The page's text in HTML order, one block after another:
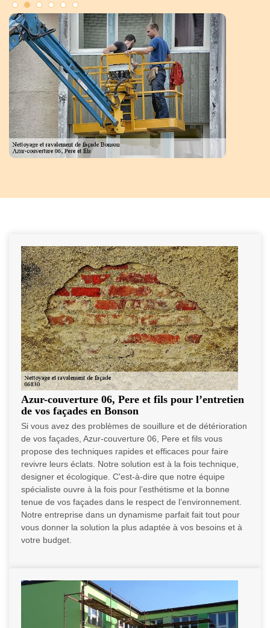
Azur-couverture 06, Pere et fils pour l’entretien
de vos façades en Bonson
Si vous avez des problèmes de souillure et de détérioration
de vos façades, Azur-couverture 06, Pere et fils vous
propose des techniques rapides et efficaces pour faire
revivre leurs éclats. Notre solution est à la fois technique,
designer et écologique. C'est-à-dire que notre équipe
spécialiste ouvre à la fois pour l’esthétisme et la bonne
tenue de vos façades dans le respect de l’environnement.
Notre entreprise dans un dynamisme parfait fait tout pour
vous donner la solution la plus adaptée à vos besoins et à
votre budget.